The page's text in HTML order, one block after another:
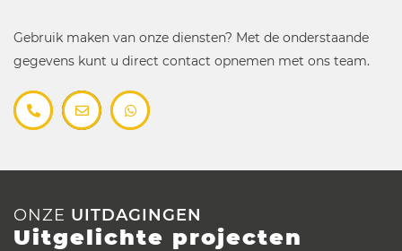
Gebruik maken van onze diensten? Met de onderstaande
gegevens kunt u direct contact opnemen met ons team.
ONZE UITDAGINGEN
Uitgelichte projecten